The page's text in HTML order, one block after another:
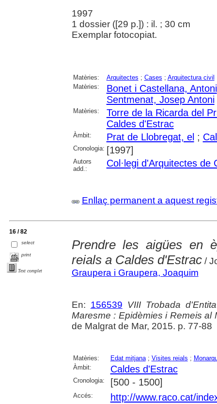
1997
1 dossier ([29 p.]) : il. ; 30 cm
Exemplar fotocopiat.
Matèries: Arquitectes ; Cases ; Arquitectura civil
Matèries:
Bonet i Castellana, Antoni
Sentmenat, Josep Antoni
Matèries:
Torre de la Ricarda del
Caldes d'Estrac
Àmbit: Prat de Llobregat, el;
Cronologia: [1997]
Autors
add.:
Col·legi d'Arquitectes de
Enllaç permanent a aquest
16 / 82
select
print
Text complet
Prendre les aigües en
reials a Caldes d'Estrac/
Graupera i Graupera, Joaquim
En: 156539 VIII Trobada
Maresme : Epidèmies i Remeis al
de Malgrat de Mar, 2015. p. 77-88
Matèries: Edat mitjana; Visites reials ;
Àmbit:
Caldes d'Estrac
Cronologia: [500 - 1500]
Accés: http://www.raco.cat/